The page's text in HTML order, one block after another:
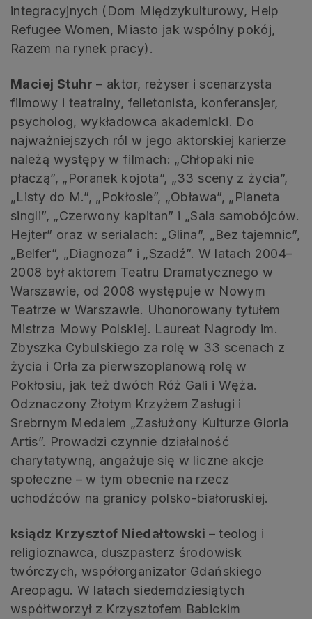
integracyjnych (Dom Międzykulturowy, Help
Refugee Women, Miasto jak wspólny pokój,
Razem na rynek pracy).
Maciej Stuhr – aktor, reżyser i scenarzysta
filmowy i teatralny, felietonista, konferansjer,
psycholog, wykładowca akademicki. Do
najważniejszych ról w jego aktorskiej karierze
należą występy w filmach: „Chłopaki nie
płaczą”, „Poranek kojota”, „33 sceny z życia”,
„Listy do M.”, „Pokłosie”, „Obława”, „Planeta
singli”, „Czerwony kapitan” i „Sala samobójców.
Hejter” oraz w serialach: „Glina”, „Bez tajemnic”,
„Belfer”, „Diagnoza” i „Szadź”. W latach 2004–
2008 był aktorem Teatru Dramatycznego w
Warszawie, od 2008 występuje w Nowym
Teatrze w Warszawie. Uhonorowany tytułem
Mistrza Mowy Polskiej. Laureat Nagrody im.
Zbyszka Cybulskiego za rolę w 33 scenach z
życia i Orła za pierwszoplanową rolę w
Pokłosiu, jak też dwóch Róż Gali i Węża.
Odznaczony Złotym Krzyżem Zasługi i
Srebrnym Medalem „Zasłużony Kulturze Gloria
Artis”. Prowadzi czynnie działalność
charytatywną, angażuje się w liczne akcje
społeczne – w tym obecnie na rzecz
uchodźców na granicy polsko-białoruskiej.
ksiądz Krzysztof Niedałtowski – teolog i
religioznawca, duszpasterz środowisk
twórczych, współorganizator Gdańskiego
Areopagu. W latach siedemdziesiątych
współtworzył z Krzysztofem Babickim